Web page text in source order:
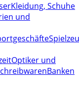
Kleidung, Schuhe
und
Optiker und
Banken